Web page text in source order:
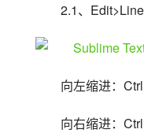
2.1、Edit>Line
向左缩进：
向右缩进：